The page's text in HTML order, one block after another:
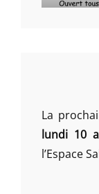
La
lundi 10
l’Espace